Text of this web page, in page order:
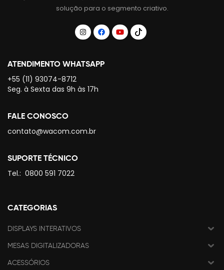
solução para o segmento criativo.
ATENDIMENTO WHATSAPP
+55 (11) 93074-8712
Seg. à Sexta das 9h às 17h
FALE CONOSCO
contato@wacom.com.br
SUPORTE TÉCNICO
Tel.: 0800 591 7022
CATEGORIAS
DISPLAYS INTERATIVOS
MESAS DIGITALIZADORAS
ACESSÓRIOS